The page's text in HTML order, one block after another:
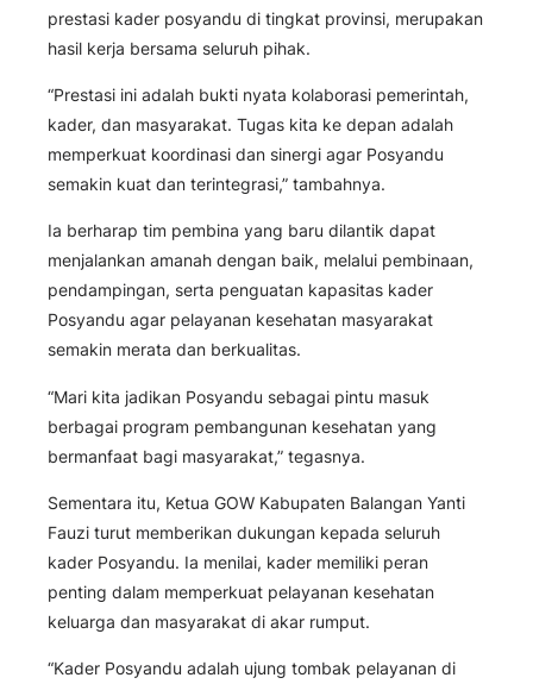
prestasi kader posyandu di tingkat provinsi, merupakan
hasil kerja bersama seluruh pihak.
“Prestasi ini adalah bukti nyata kolaborasi pemerintah,
kader, dan masyarakat. Tugas kita ke depan adalah
memperkuat koordinasi dan sinergi agar Posyandu
semakin kuat dan terintegrasi,” tambahnya.
Ia berharap tim pembina yang baru dilantik dapat
menjalankan amanah dengan baik, melalui pembinaan,
pendampingan, serta penguatan kapasitas kader
Posyandu agar pelayanan kesehatan masyarakat
semakin merata dan berkualitas.
“Mari kita jadikan Posyandu sebagai pintu masuk
berbagai program pembangunan kesehatan yang
bermanfaat bagi masyarakat,” tegasnya.
Sementara itu, Ketua GOW Kabupaten Balangan Yanti
Fauzi turut memberikan dukungan kepada seluruh
kader Posyandu. Ia menilai, kader memiliki peran
penting dalam memperkuat pelayanan kesehatan
keluarga dan masyarakat di akar rumput.
“Kader Posyandu adalah ujung tombak pelayanan di